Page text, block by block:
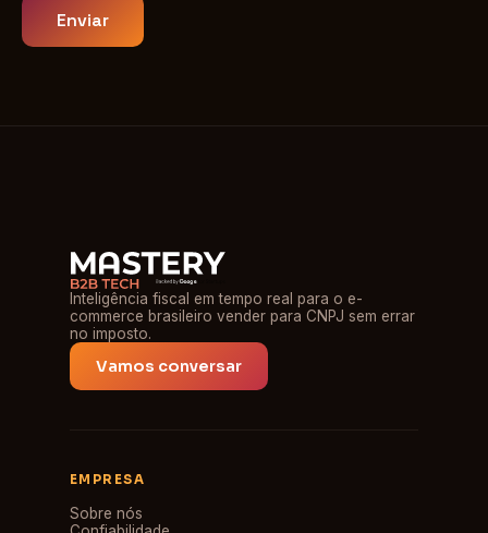
Enviar
Inteligência fiscal em tempo real para o e-
commerce brasileiro vender para CNPJ sem errar
no imposto.
Vamos conversar
EMPRESA
Sobre nós